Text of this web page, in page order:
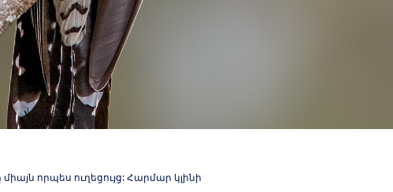
որպես ուղեցույց: Հարմար կլինի